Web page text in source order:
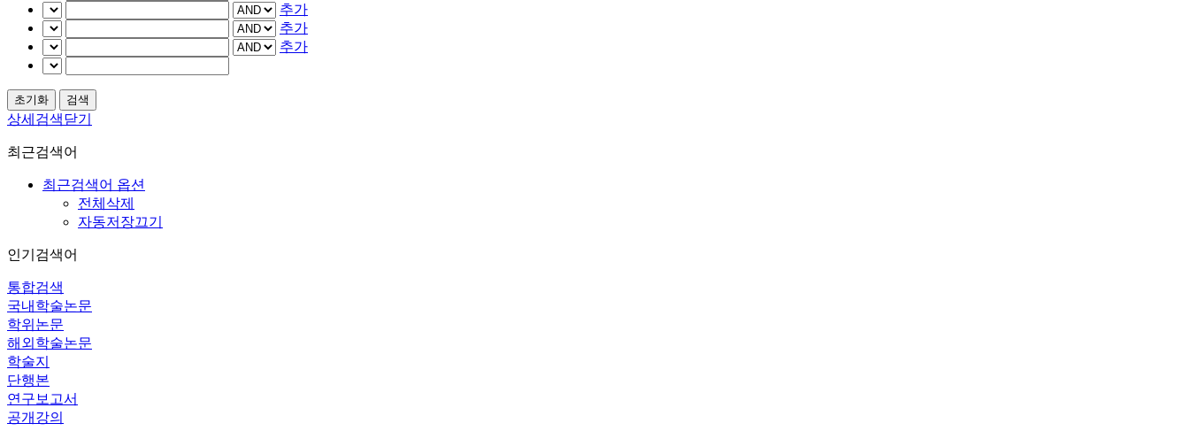
추가
추가
추가
상세검색닫기
최근검색어
최근검색어 옵션
전체삭제
자동저장끄기
인기검색어
통합검색
국내학술논문
학위논문
해외학술논문
학술지
단행본
연구보고서
공개강의